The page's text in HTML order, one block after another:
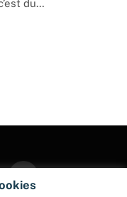
du…
Pinterest